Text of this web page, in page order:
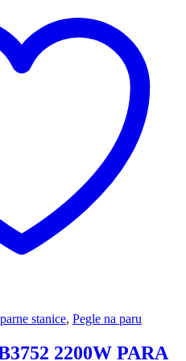
stanice, Pegle na paru
2200W PARA